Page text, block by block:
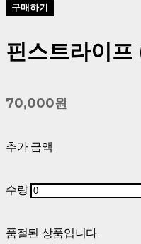
구매하기
핀스트라이
70,000원
추가 금액
수량
품절된 상품입니다.